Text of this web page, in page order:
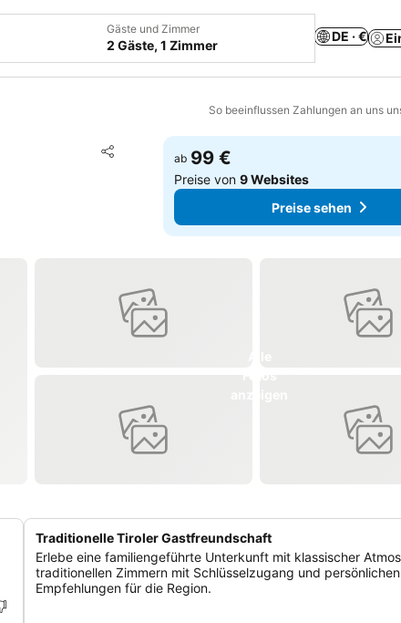
Gäste und Zimmer
2 Gäste, 1 Zimmer
DE · €
So beeinflussen Zahlungen an uns
Teilen
Zu Favoriten hinzufügen
ab 99 €
Preise von9 Websites
Preise sehen
Traditionelle Tiroler Gastfreundschaft
Erlebe eine familiengeführte Unterkunft mit klassischer
traditionellen Zimmern mit Schlüsselzugang und persönlichen
Empfehlungen für die Region.